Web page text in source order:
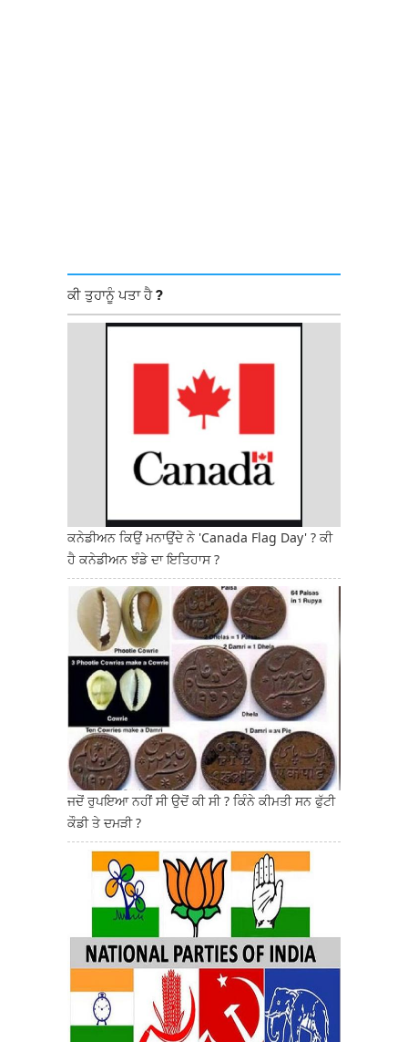
ਕੀ ਤੁਹਾਨੂੰ ਪਤਾ ਹੈ ?
ਕਨੇਡੀਅਨ ਕਿਉਂ ਮਨਾਉਂਦੇ ਨੇ 'Canada Flag Day' ? ਕੀ
ਹੈ ਕਨੇਡੀਅਨ ਝੰਡੇ ਦਾ ਇਤਿਹਾਸ ?
ਜਦੋਂ ਰੁਪਇਆ ਨਹੀਂ ਸੀ ਉਦੋਂ ਕੀ ਸੀ ? ਕਿੰਨੇ ਕੀਮਤੀ ਸਨ ਫੁੱਟੀ
ਕੌਡੀ ਤੇ ਦਮੜੀ ?